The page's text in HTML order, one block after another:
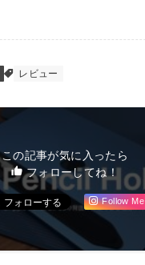
レビュー
この記事が気に入ったら
フォローしてね！
Follow Me